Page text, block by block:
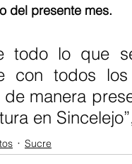
del presente mes.
todo lo que
con todos
manera
en
Sucre